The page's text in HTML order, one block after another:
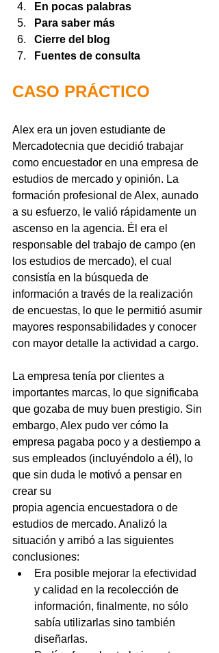
En pocas palabras
Para saber más
Cierre del blog
Fuentes de consulta
CASO PRÁCTICO
Alex era un joven estudiante de
Mercadotecnia que decidió trabajar
como encuestador en una empresa de
estudios de mercado y opinión. La
formación profesional de Alex, aunado
a su esfuerzo, le valió rápidamente un
ascenso en la agencia. Él era el
responsable del trabajo de campo (en
los estudios de mercado), el cual
consistía en la búsqueda de
información a través de la realización
de encuestas, lo que le permitió asumir
mayores responsabilidades y conocer
con mayor detalle la actividad a cargo.
La empresa tenía por clientes a
importantes marcas, lo que significaba
que gozaba de muy buen prestigio. Sin
embargo, Alex pudo ver cómo la
empresa pagaba poco y a destiempo a
sus empleados (incluyéndolo a él), lo
que sin duda le motivó a pensar en
crear su
propia agencia encuestadora o de
estudios de mercado. Analizó la
situación y arribó a las siguientes
conclusiones:
Era posible mejorar la efectividad
y calidad en la recolección de
información, finalmente, no sólo
sabía utilizarlas sino también
diseñarlas.